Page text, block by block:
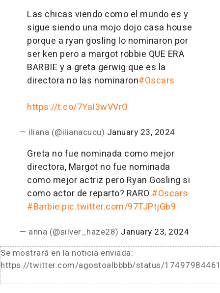
Las chicas viendo como el mundo es y
sigue siendo una mojo dojo casa house
porque a ryan gosling lo nominaron por
ser ken pero a margot robbie QUE ERA
BARBIE y a greta gerwig que es la
directora no las nominaron#Oscars
https://t.co/7YaI3wVVrO
— iliana (@ilianacucu) January 23, 2024
Greta no fue nominada como mejor
directora, Margot no fue nominada
como mejor actriz pero Ryan Gosling si
como actor de reparto? RARO #Oscars
#Barbie pic.twitter.com/97TJPtjGb9
— anna (@silver_haze28) January 23, 2024
Se mostrará en la noticia enviada:
https://twitter.com/agostoalbbbb/status/